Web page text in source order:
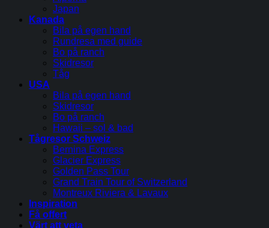
Japan
Kanada
Bila på egen hand
Rundresa med guide
Bo på ranch
Skidresor
Tåg
USA
Bila på egen hand
Skidresor
Bo på ranch
Hawaii – sol & bad
Tågresor Schweiz
Bernina Express
Glacier Express
Golden Pass Tour
Grand Train Tour of Switzerland
Montreux Riviera & Lavaux
Inspiration
Få offert
Värt att veta